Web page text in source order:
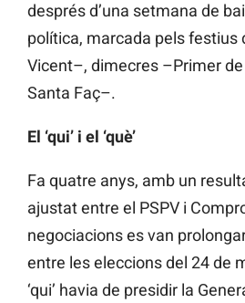
després d’una setmana de
política, marcada pels festius
Vicent–, dimecres –Primer
Santa Faç–.
El ‘qui’ i el ‘què’
Fa quatre anys, amb un
ajustat entre el PSPV i
negociacions es van
entre les eleccions del 24 de
‘qui’ havia de presidir la